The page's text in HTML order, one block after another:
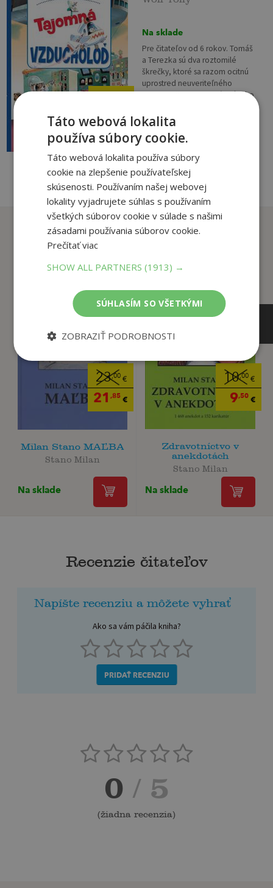
7,19€
Na sklade
Pre čitateľov od 6 rokov. Tomáš
a Terezka sú dva roztomilé
škrečky, ktoré sa razom ocitnú
uprostred neuveriteľného
dobrodružstva, odohrávajúceho
panelákmi...
Zákazníci, ktorí si kúpili
tento titul si tiež kúpili
23,00€
21 ,85€
Milan Stano MAĽBA
Stano Milan
Na sklade
10,00€
9,50€
Zdravotníctvo v
anekdotách
Stano Milan
Na sklade
Recenzie čitateľov
Napíšte recenziu a môžete vyhrať
Ako sa vám páčila kniha?
PRIDAŤ RECENZIU
0 / 5
(žiadna recenzia)
Táto webová lokalita
používa súbory cookie.
Táto webová lokalita používa súbory
cookie na zlepšenie používateľskej
skúsenosti. Používaním našej webovej
lokality vyjadrujete súhlas s používaním
všetkých súborov cookie v súlade s našimi
zásadami používania súborov cookie.
Prečítať viac
SHOW ALL PARTNERS(1913) →
SÚHLASÍM SO VŠETKÝMI
ZOBRAZIŤ PODROBNOSTI